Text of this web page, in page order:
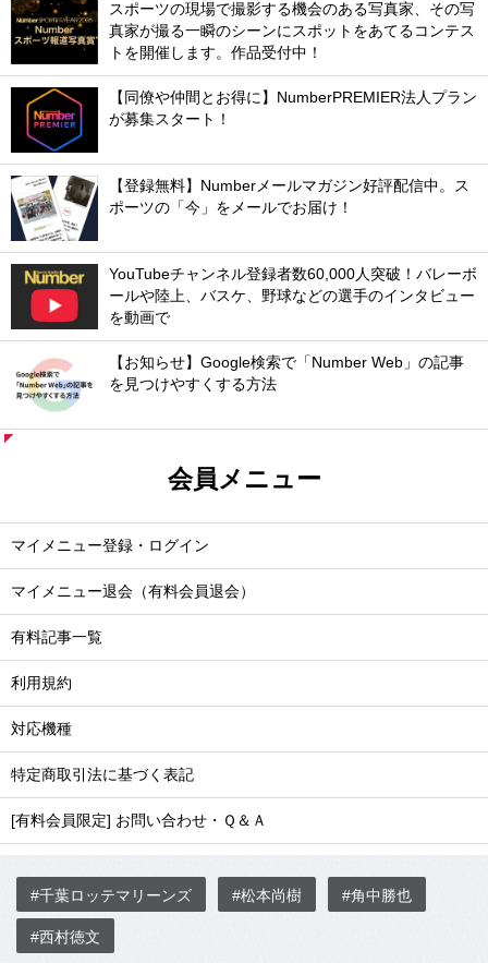
スポーツの現場で撮影する機会のある写真家、その写
真家が撮る一瞬のシーンにスポットをあてるコンテス
トを開催します。作品受付中！
【同僚や仲間とお得に】NumberPREMIER法人プラン
が募集スタート！
【登録無料】Numberメールマガジン好評配信中。ス
ポーツの「今」をメールでお届け！
YouTubeチャンネル登録者数60,000人突破！バレーボ
ールや陸上、バスケ、野球などの選手のインタビュー
を動画で
【お知らせ】Google検索で「Number Web」の記事
を見つけやすくする方法
会員メニュー
マイメニュー登録・ログイン
マイメニュー退会（有料会員退会）
有料記事一覧
利用規約
対応機種
特定商取引法に基づく表記
[有料会員限定] お問い合わせ・Ｑ＆Ａ
#千葉ロッテマリーンズ #松本尚樹 #角中勝也
#西村徳文